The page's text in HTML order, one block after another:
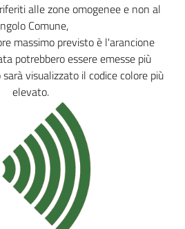
alle zone omogenee e non al
Comune,
massimo previsto è l'arancione
potrebbero essere emesse più
visualizzato il codice colore più
elevato.